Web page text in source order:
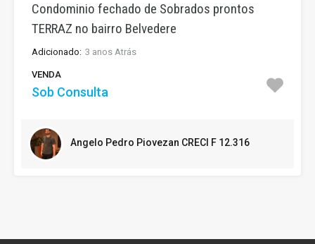
Condominio fechado de Sobrados prontos
TERRAZ no bairro Belvedere
Adicionado: 3 anos Atrás
VENDA
Sob Consulta
Angelo Pedro Piovezan CRECI F 12.316